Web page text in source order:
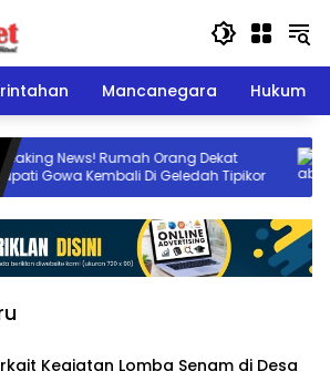
Mancanegara Hukum
News! Rumah Orang Dekat
Gowa Kembali Di Geledah Tipikor
Kegiatan Lomba Senam di Desa